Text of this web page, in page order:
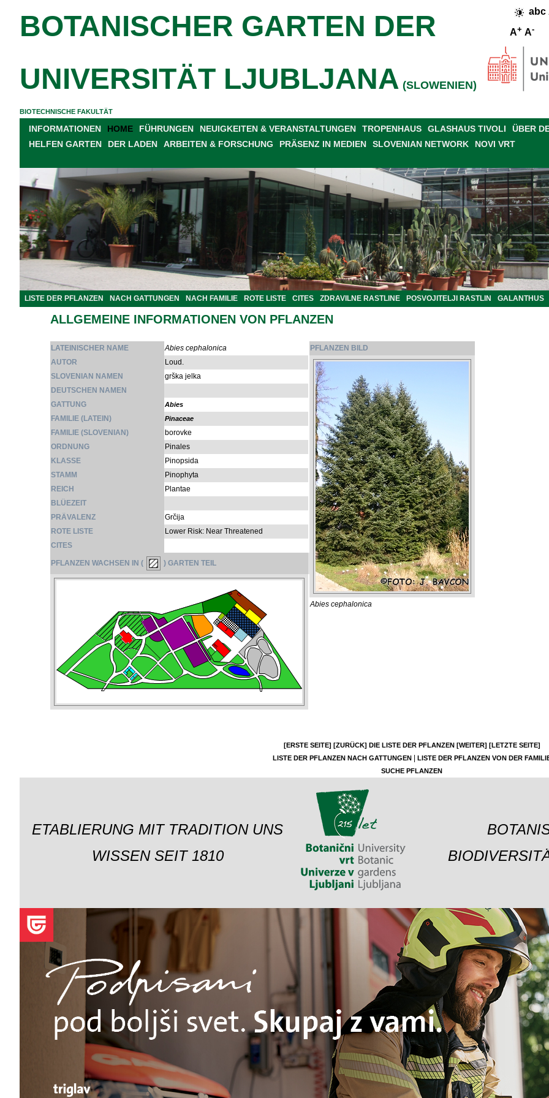
abc
A+ A-
BOTANISCHER GARTEN DER
UNIVERSITÄT LJUBLJANA (SLOWENIEN)
BIOTECHNISCHE FAKULTÄT
INFORMATIONEN HOME FÜHRUNGEN NEUIGKEITEN & VERANSTALTUNGEN TROPENHAUS GLASHAUS TIVOLI
ÜBER
HELFEN GARTEN
DER LADEN ARBEITEN & FORSCHUNG PRÄSENZ IN MEDIEN SLOVENIAN NETWORK NOVI VRT
LISTE DER PFLANZEN NACH GATTUNGEN NACH FAMILIE ROTE LISTE CITES ZDRAVILNE RASTLINE POSVOJITELJI RASTLIN GALANTHUS
ALLGEMEINE INFORMATIONEN VON PFLANZEN
LATEINISCHER NAME
Abies cephalonica
AUTOR
Loud.
SLOVENIAN NAMEN
grška jelka
DEUTSCHEN NAMEN
GATTUNG
Abies
FAMILIE (LATEIN) Pinaceae
FAMILIE (SLOVENIAN)
borovke
ORDNUNG
Pinales
KLASSE
Pinopsida
STAMM
Pinophyta
REICH
Plantae
BLÜEZEIT
PRÄVALENZ
Grčija
ROTE LISTE
Lower Risk: Near Threatened
CITES
PFLANZEN WACHSEN IN ( ) GARTEN TEIL
PFLANZEN BILD
Abies cephalonica
[ERSTE SEITE] [ZURÜCK] DIE LISTE DER PFLANZEN [WEITER] [LETZTE SEITE]
LISTE DER PFLANZEN NACH GATTUNGEN
LISTE DER PFLANZEN VON DER
SUCHE PFLANZEN
ETABLIERUNG MIT TRADITION UNS
WISSEN SEIT 1810